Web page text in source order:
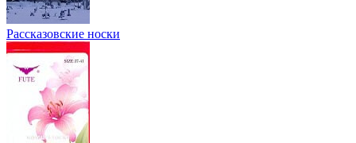
Рассказовские носки